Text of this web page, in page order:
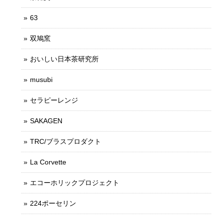
63
双鳩窯
おいしい日本茶研究所
musubi
セラピーレンジ
SAKAGEN
TRC/ブラスプロダクト
La Corvette
エコーホリックプロジェクト
224ポーセリン